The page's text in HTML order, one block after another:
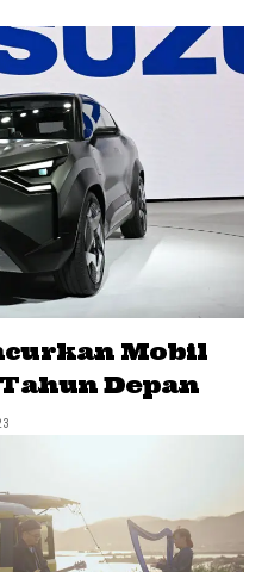
Mobil
Depan